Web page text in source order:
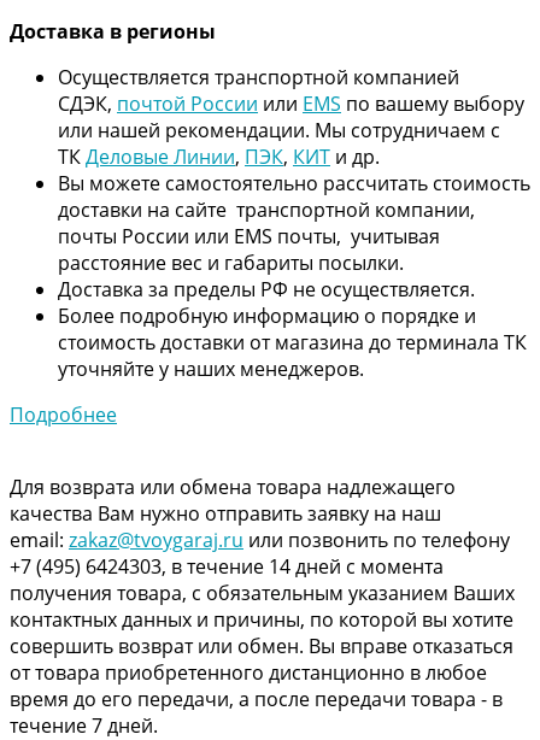
Доставка в регионы
Осуществляется транспортной компанией
СДЭК, почтой России или EMS по вашему выбору
или нашей рекомендации. Мы сотрудничаем с
ТКДеловые Линии, ПЭК, КИТ и др.
Вы можете самостоятельно рассчитать стоимость
доставки на сайте транспортной компании,
почты России или EMS почты, учитывая
расстояние вес и габариты посылки.
Доставка за пределы РФ не осуществляется.
Более подробную информацию о порядке и
стоимость доставки от магазина до терминала ТК
уточняйте у наших менеджеров.
Подробнее
Для возврата или обмена товара надлежащего
качества Вам нужно отправить заявку на наш
email: zakaz@tvoygaraj.ru или позвонить по телефону
+7 (495) 6424303, в течение 14 дней с момента
получения товара, с обязательным указанием Ваших
контактных данных и причины, по которой вы хотите
совершить возврат или обмен. Вы вправе отказаться
от товара приобретенного дистанционно в любое
время до его передачи, а после передачи товара - в
течение 7 дней.